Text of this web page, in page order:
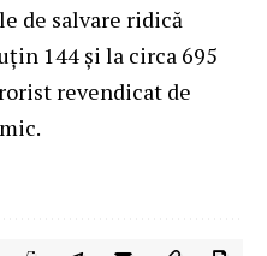
de salvare ridică
144 și la circa 695
revendicat de